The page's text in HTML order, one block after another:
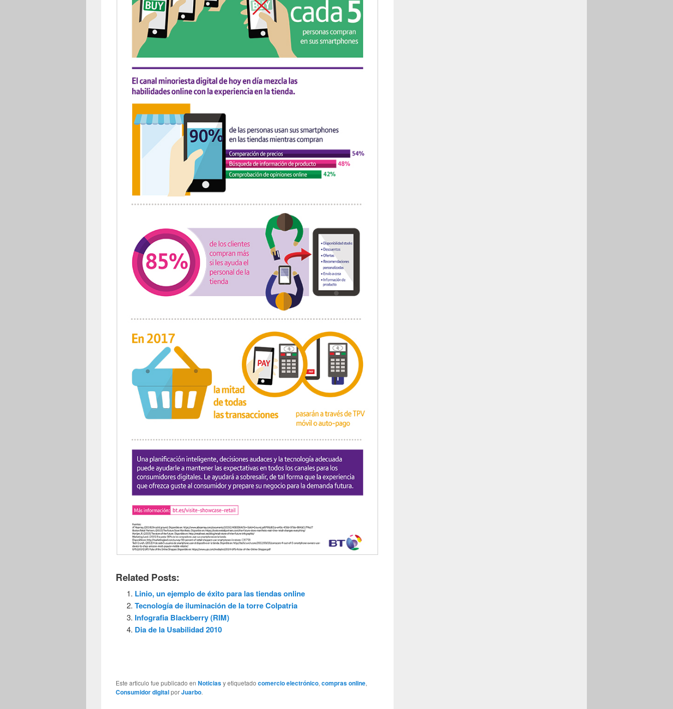
Related Posts:
Linio, un ejemplo de éxito para las tiendas online
Tecnología de iluminación de la torre Colpatria
Infografia Blackberry (RIM)
Dia de la Usabilidad 2010
Este articulo fue publicado enNoticiasy etiquetadocomercio electrónico,compras online,
Consumidor digitalporJuarbo.